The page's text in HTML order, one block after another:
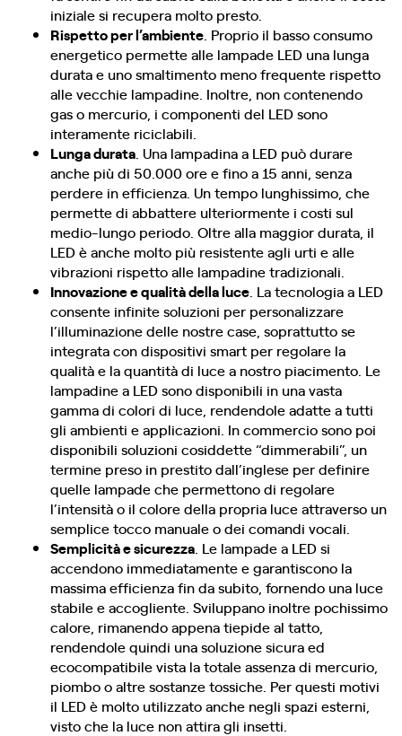
iniziale si recupera molto presto.
Rispetto per l’ambiente . Proprio il basso consumo
energetico permette alle lampade LED una lunga
durata e uno smaltimento meno frequente rispetto
alle vecchie lampadine. Inoltre, non contenendo
gas o mercurio, i componenti del LED sono
interamente riciclabili.
Lunga durata . Una lampadina a LED può durare
anche più di 50.000 ore e fino a 15 anni, senza
perdere in efficienza. Un tempo lunghissimo, che
permette di abbattere ulteriormente i costi sul
medio-lungo periodo. Oltre alla maggior durata, il
LED è anche molto più resistente agli urti e alle
vibrazioni rispetto alle lampadine tradizionali.
Innovazione e qualità della luce . La tecnologia a LED
consente infinite soluzioni per personalizzare
l’illuminazione delle nostre case, soprattutto se
integrata con dispositivi smart per regolare la
qualità e la quantità di luce a nostro piacimento. Le
lampadine a LED sono disponibili in una vasta
gamma di colori di luce, rendendole adatte a tutti
gli ambienti e applicazioni. In commercio sono poi
disponibili soluzioni cosiddette “dimmerabili”, un
termine preso in prestito dall’inglese per definire
quelle lampade che permettono di regolare
l’intensità o il colore della propria luce attraverso un
semplice tocco manuale o dei comandi vocali.
Semplicità e sicurezza . Le lampade a LED si
accendono immediatamente e garantiscono la
massima efficienza fin da subito, fornendo una luce
stabile e accogliente. Sviluppano inoltre pochissimo
calore, rimanendo appena tiepide al tatto,
rendendole quindi una soluzione sicura ed
ecocompatibile vista la totale assenza di mercurio,
piombo o altre sostanze tossiche. Per questi motivi
il LED è molto utilizzato anche negli spazi esterni,
visto che la luce non attira gli insetti.